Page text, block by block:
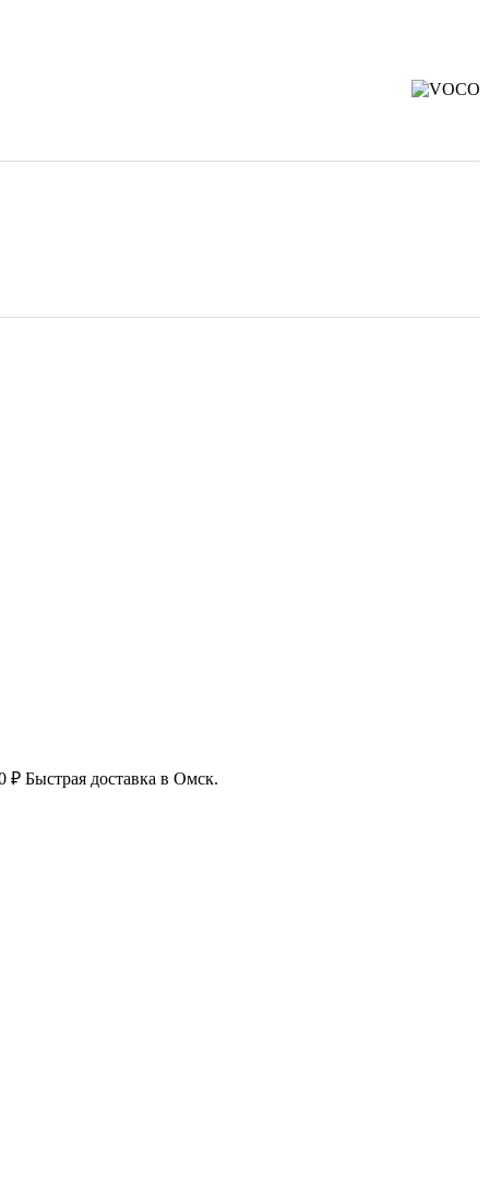
₽ Быстрая доставка в Омск.